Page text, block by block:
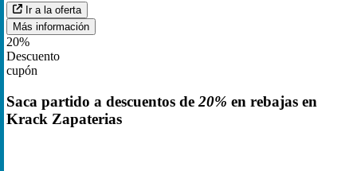
Ir a la oferta
Más información
20%
Descuento
cupón
Saca partido a descuentos de 20% en rebajas en
Krack Zapaterias